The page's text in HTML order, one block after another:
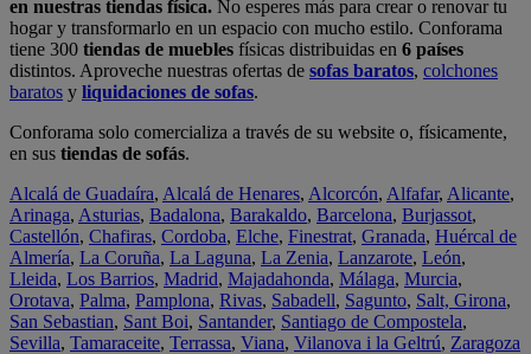
en nuestras tiendas física. No esperes más para crear o renovar tu
hogar y transformarlo en un espacio con mucho estilo. Conforama
tiene 300 tiendas de muebles físicas distribuidas en 6 países
distintos. Aproveche nuestras ofertas de sofas baratos, colchones
baratos y liquidaciones de sofas.
Conforama solo comercializa a través de su website o, físicamente,
en sus tiendas de sofás.
Alcalá de Guadaíra, Alcalá de Henares, Alcorcón, Alfafar, Alicante,
Arinaga, Asturias, Badalona, Barakaldo, Barcelona, Burjassot,
Castellón, Chafiras, Cordoba, Elche, Finestrat, Granada, Huércal de
Almería, La Coruña, La Laguna, La Zenia, Lanzarote, León,
Lleida, Los Barrios, Madrid, Majadahonda, Málaga, Murcia,
Orotava, Palma, Pamplona, Rivas, Sabadell, Sagunto, Salt, Girona,
San Sebastian, Sant Boi, Santander, Santiago de Compostela,
Sevilla, Tamaraceite, Terrassa, Viana, Vilanova i la Geltrú, Zaragoza